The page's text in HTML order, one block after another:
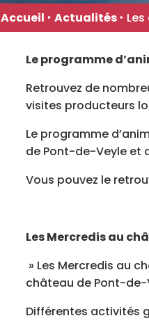
Accueil ‣ Actualités‣
Le programme
Retrouvez de
visites producteurs
Le programme
de Pont-de-Veyle et
Vous pouvez le
Les Mercredis au
» Les Mercredis au
château de Pont-de-
Différentes activités